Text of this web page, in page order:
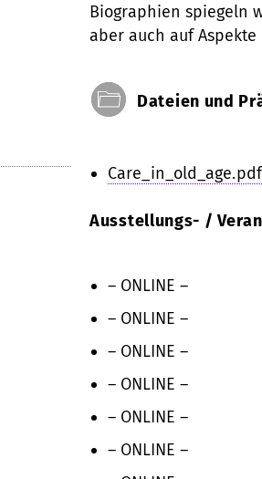
Biographien spiegeln
aber auch auf
Dateien und
Care_in_old_age.pdf
Ausstellungs- /
– ONLINE –
– ONLINE –
– ONLINE –
– ONLINE –
– ONLINE –
– ONLINE –